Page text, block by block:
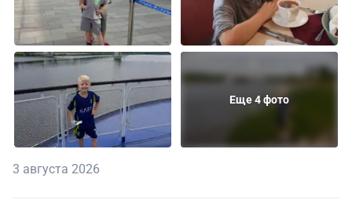
Еще 4 фото
3 августа 2026